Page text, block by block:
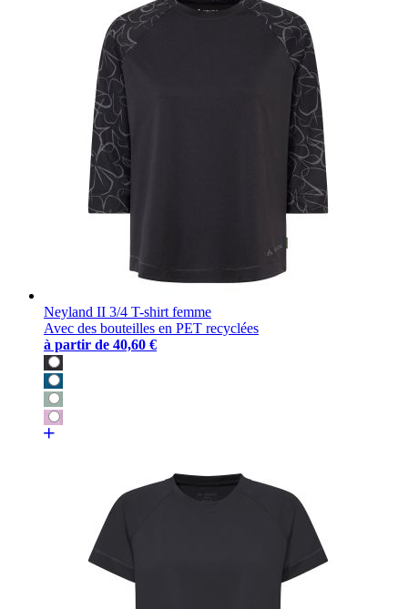
Neyland II 3/4 T-shirt femme
Avec des bouteilles en PET recyclées
à partir de 40,60 €